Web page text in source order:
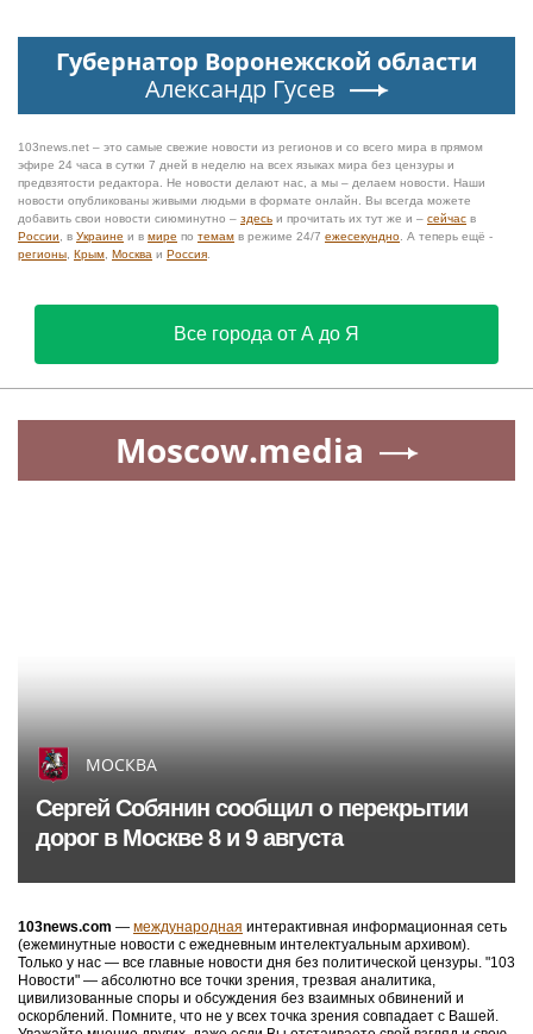
Губернатор Воронежской области
Александр Гусев
103news.net – это самые свежие новости из регионов и со всего мира в прямом
эфире 24 часа в сутки 7 дней в неделю на всех языках мира без цензуры и
предвзятости редактора. Не новости делают нас, а мы – делаем новости. Наши
новости опубликованы живыми людьми в формате онлайн. Вы всегда можете
добавить свои новости сиюминутно – здесь и прочитать их тут же и – сейчас в
России , в Украине и в мире по темам в режиме 24/7 ежесекундно . А теперь ещё -
регионы Крым Москва и Россия
Все города от А до Я
Moscow.media
МОСКВА
Сергей Собянин сообщил о перекрытии
дорог в Москве 8 и 9 августа
103news.com — международная интерактивная информационная сеть
(ежеминутные новости с ежедневным интелектуальным архивом).
Только у нас — все главные новости дня без политической цензуры. "103
Новости" — абсолютно все точки зрения, трезвая аналитика,
цивилизованные споры и обсуждения без взаимных обвинений и
оскорблений. Помните, что не у всех точка зрения совпадает с Вашей.